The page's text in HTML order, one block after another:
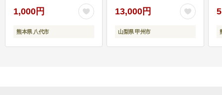
1,000円
熊本県 八代市
13,000円
山梨県 甲州市